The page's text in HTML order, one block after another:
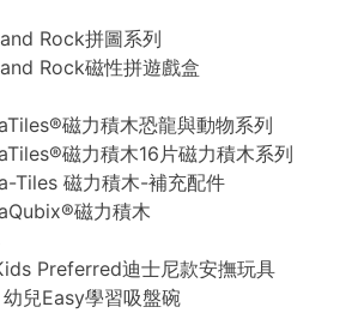
Rock拼圖系列
Rock磁性拼遊戲盒
磁力積木恐龍與動物系列
磁力積木16片磁力積木系列
Tiles 磁力積木-補充配件
磁力積木
Preferred迪士尼款安撫玩具
兒Easy學習吸盤碗